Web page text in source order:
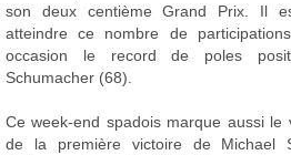
son deux centième Grand Prix. Il
atteindre ce nombre de
occasion le record de poles
Schumacher (68).
Ce week-end spadois marque aussi le
de la première victoire de Michael